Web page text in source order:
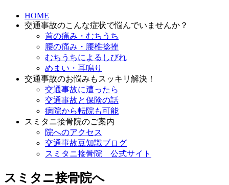
HOME
交通事故のこんな症状で悩んでいませんか？
首の痛み・むちうち
腰の痛み・腰椎捻挫
むちうちによるしびれ
めまい・耳鳴り
交通事故のお悩みもスッキリ解決！
交通事故に遭ったら
交通事故と保険の話
病院から転院も可能
スミタニ接骨院のご案内
院へのアクセス
交通事故豆知識ブログ
スミタニ接骨院 公式サイト
スミタニ接骨院へ